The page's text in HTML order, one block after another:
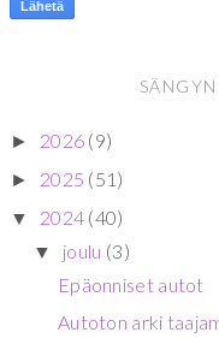
► 2026 (9)
► 2025 (51)
▼ 2024 (40)
▼ joulu (3)
Epäonniset autot
Autoton arki